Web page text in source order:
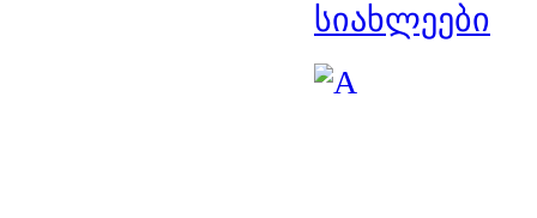
სიახლეები